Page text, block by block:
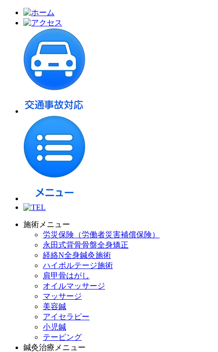
施術メニュー
労災保険（労働者災害補償保険）
永田式背骨骨盤全身矯正
経絡N全身鍼灸施術
ハイボルテージ施術
肩甲骨はがし
オイルマッサージ
マッサージ
美容鍼
アイセラピー
小児鍼
テーピング
鍼灸治療メニュー